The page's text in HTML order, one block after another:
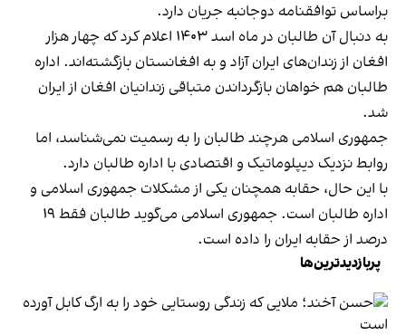
براساس توافقنامه دوجانبه جریان دارد.
به دنبال آن طالبان در ماه اسد ۱۴۰۳ اعلام کرد که چهار هزار
افغان از زندان‌های ایران آزاد و به افغانستان بازگشته‌اند. اداره
طالبان هم خواهان بازگرداندن متباقی زندانیان افغان از ایران
شد.
جمهوری اسلامی هرچند طالبان را به رسمیت نمی‌شناسد، اما
روابط نزدیک دیپلوماتیک و اقتصادی با اداره طالبان دارد.
با این حال، حقابه همچنان یکی از مشکلات جمهوری اسلامی و
اداره طالبان است. جمهوری اسلامی می‌گوید طالبان فقط ۱۹
درصد از حقابه ایران را داده است.
پربازدیدترین‌ها